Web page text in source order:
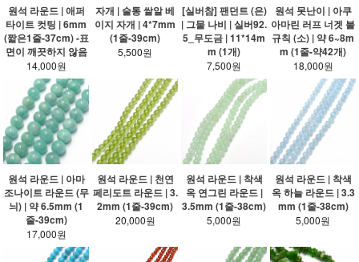
원석 라운드 | 애퍼
타이트 컷팅 | 6mm
(짧은1줄-37cm) -표
면이 깨끗하지 않음
14,000원
자개 | 술통 쌀알 베
이지 자개 | 4*7mm
(1줄-39cm)
5,500원
[실버참] 팬던트 (은)
| 그물 나비 | 실버92.
5_무도금 | 11*14m
m (1개)
7,500원
원석 못난이 | 아쿠
아마린 러프 너겟 불
규칙 (소) | 약 6~8m
m (1줄-약42개)
18,000원
원석 라운드 | 아마
조나이트 라운드 (무
늬) | 약 6.5mm (1
줄-39cm)
17,000원
원석 라운드 | 천연
페리도트 라운드 | 3.
2mm (1줄-39cm)
20,000원
원석 라운드 | 착색
옥 연그린 라운드 |
3.5mm (1줄-38cm)
5,000원
원석 라운드 | 착색
옥 하늘 라운드 | 3.3
mm (1줄-38cm)
5,000원